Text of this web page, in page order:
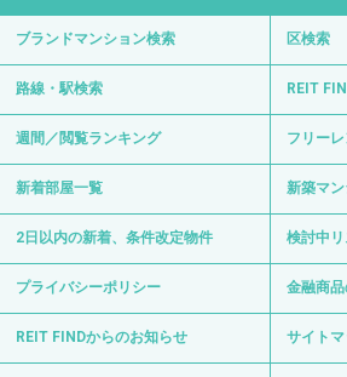
ブランドマンション検索 区検索
路線・駅検索 REIT
週間／閲覧ランキング フリー
新着部屋一覧 新築マ
2日以内の新着、条件改定物件 検討中リ
プライバシーポリシー 金融商
REIT FINDからのお知らせ サイト